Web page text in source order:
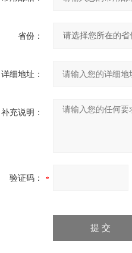
省份：
详细地址：
补充说明：
验证码：